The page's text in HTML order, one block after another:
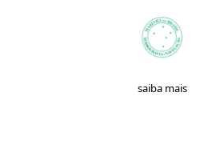
saiba mais